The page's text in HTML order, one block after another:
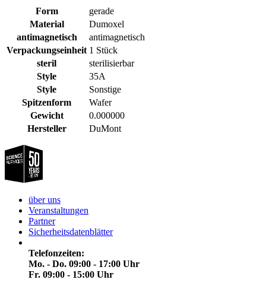
Form
gerade
Material
Dumoxel
antimagnetisch
antimagnetisch
Verpackungseinheit 1 Stück
steril
sterilisierbar
Style
35A
Style
Sonstige
Spitzenform
Wafer
Gewicht
0.000000
Hersteller
DuMont
über uns
Veranstaltungen
Partner
Sicherheitsdatenblätter
Telefonzeiten:
Mo. - Do. 09:00 - 17:00 Uhr
Fr. 09:00 - 15:00 Uhr